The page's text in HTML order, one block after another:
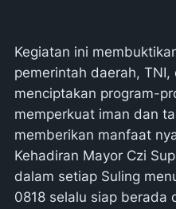
​Kegiatan ini
pemerintah daerah,
menciptakan program-
memperkuat iman dan
memberikan manfaat
Kehadiran Mayor Czi
dalam setiap Suling
0818 selalu siap berada